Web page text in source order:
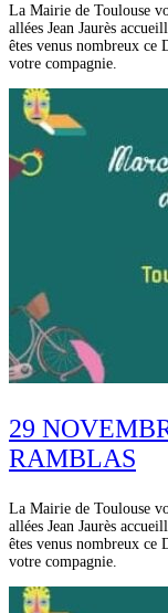
La Mairie de Toulouse
allées Jean Jaurès
êtes venus nombreux ce
votre compagnie.
29
RAMBLAS
La Mairie de Toulouse
allées Jean Jaurès
êtes venus nombreux ce
votre compagnie.